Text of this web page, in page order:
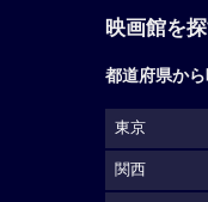
映画館を
都道府県か
東京
関西